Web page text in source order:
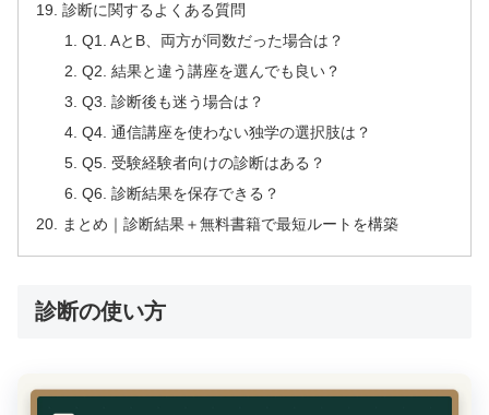
診断に関するよくある質問
Q1. AとB、両方が同数だった場合は？
Q2. 結果と違う講座を選んでも良い？
Q3. 診断後も迷う場合は？
Q4. 通信講座を使わない独学の選択肢は？
Q5. 受験経験者向けの診断はある？
Q6. 診断結果を保存できる？
まとめ｜診断結果＋無料書籍で最短ルートを構築
診断の使い方